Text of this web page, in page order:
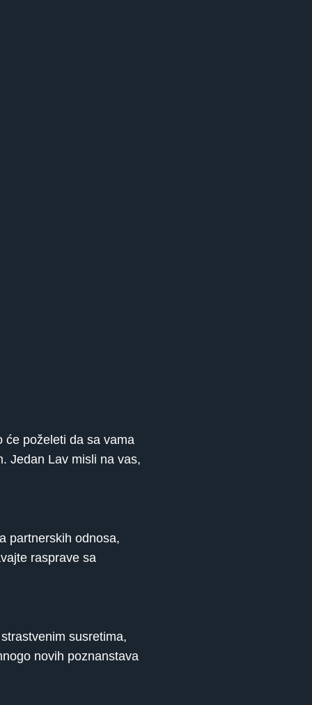
će poželeti da sa vama
Jedan Lav misli na vas,
partnerskih odnosa,
rasprave sa
susretima,
novih poznanstava